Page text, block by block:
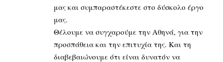
μας και συμπαραστέκεστε στο δύσκολο έργο
μας.
Θέλουμε να συγχαρούμε την Αθηνά, για την
προσπάθεια και την επιτυχία της. Και τη
διαβεβαιώνουμε ότι είναι δυνατόν να